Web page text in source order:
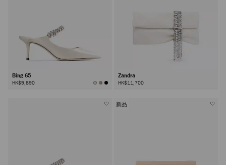
Bing 65
HK$9,890
Zandra
HK$11,700
新品